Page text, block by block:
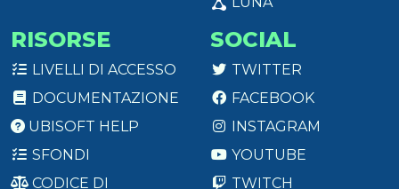
RISORSE
LIVELLI DI ACCESSO
DOCUMENTAZIONE
UBISOFT HELP
SFONDI
CODICE DI
SOCIAL
TWITTER
FACEBOOK
INSTAGRAM
YOUTUBE
TWITCH